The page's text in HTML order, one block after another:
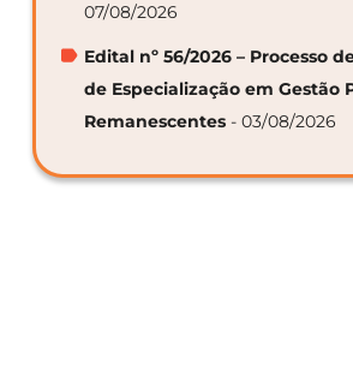
07/08/2026
Edital nº 56/2026 – Processo
de Especialização em Gestão
Remanescentes - 03/08/2026